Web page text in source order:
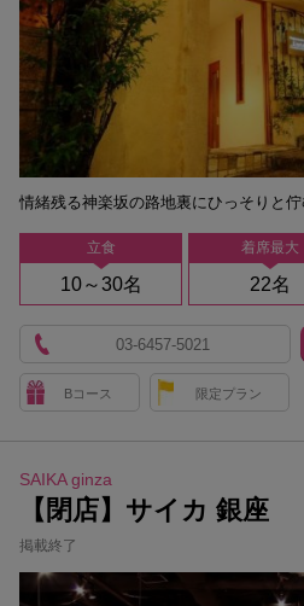
立食
10～30名
着席最大
22名
情緒残る神楽坂の路地裏にひっそりと
Bコース 限定プラン
03-6457-5021
SAIKA ginza
【閉店】サイカ 銀座
掲載終了